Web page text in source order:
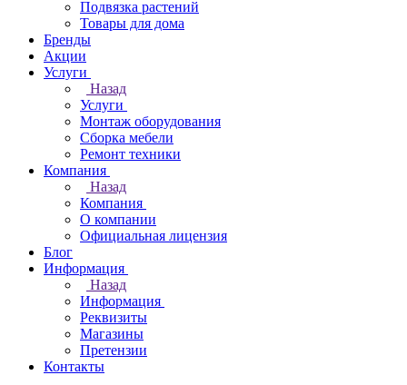
Подвязка растений
Товары для дома
Бренды
Акции
Услуги
Назад
Услуги
Монтаж оборудования
Сборка мебели
Ремонт техники
Компания
Назад
Компания
О компании
Официальная лицензия
Блог
Информация
Назад
Информация
Реквизиты
Магазины
Претензии
Контакты